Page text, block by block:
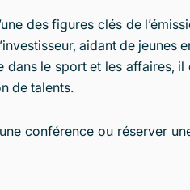
des figures clés de
aidant de jeunes
le sport et les affaires, il
de talents.
conférence ou réserver